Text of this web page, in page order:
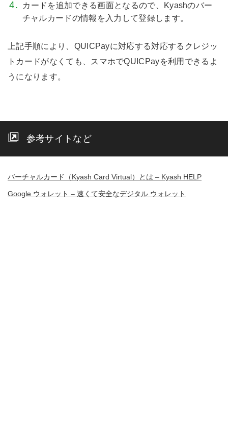
カードを追加できる画面となるので、Kyashのバー
チャルカードの情報を入力して登録します。
上記手順により、QUICPayに対応する対応するクレジッ
トカードがなくても、スマホでQUICPayを利用できるよ
うになります。
参考サイトなど
バーチャルカード（Kyash Card Virtual）とは – Kyash HELP
Google ウォレット – 速くて安全なデジタル ウォレット